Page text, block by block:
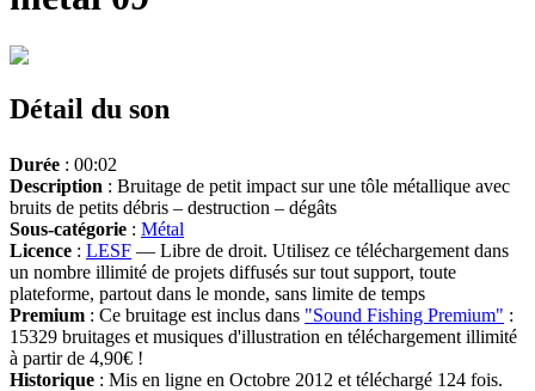
Détail du son
Durée : 00:02
Description : Bruitage de petit impact sur une tôle métallique avec
bruits de petits débris – destruction – dégâts
Sous-catégorie : Métal
Licence : LESF — Libre de droit. Utilisez ce téléchargement dans
un nombre illimité de projets diffusés sur tout support, toute
plateforme, partout dans le monde, sans limite de temps
Premium : Ce bruitage est inclus dans "Sound Fishing Premium" :
15329 bruitages et musiques d'illustration en téléchargement illimité
à partir de 4,90€ !
Historique : Mis en ligne en Octobre 2012 et téléchargé 124 fois.